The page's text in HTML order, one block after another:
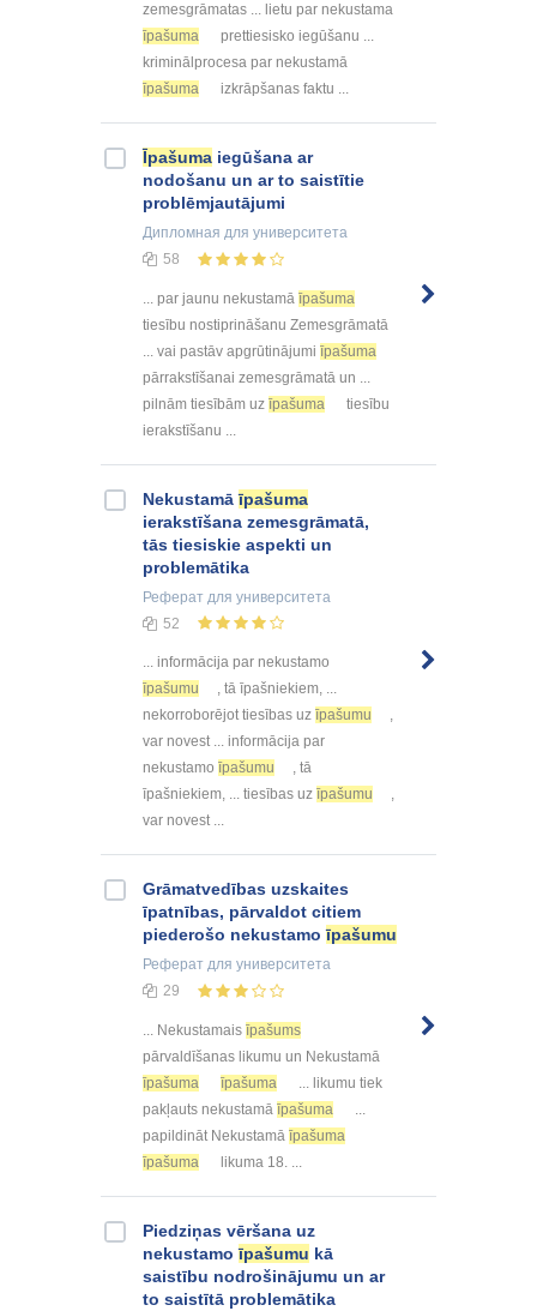
zemesgrāmatas ... lietu par nekustama
īpašuma
prettiesisko iegūšanu ...
kriminālprocesa par nekustamā
īpašuma
izkrāpšanas faktu ...
Īpašuma iegūšana ar
nodošanu un ar to saistītie
problēmjautājumi
Дипломная для университета
58
... par jaunu nekustamā īpašuma
tiesību nostiprināšanu Zemesgrāmatā
... vai pastāv apgrūtinājumi īpašuma
pārrakstīšanai zemesgrāmatā un ...
pilnām tiesībām uz īpašuma
tiesību
ierakstīšanu ...
Nekustamāīpašuma
ierakstīšana zemesgrāmatā,
tās tiesiskie aspekti un
problemātika
Реферат для университета
52
... informācija par nekustamo
īpašumu
, tā īpašniekiem, ...
nekorroborējot tiesības uz īpašumu
,
var novest ... informācija par
nekustamo īpašumu
, tā
īpašniekiem, ... tiesības uz īpašumu
,
var novest ...
Grāmatvedības uzskaites
īpatnības, pārvaldot citiem
piederošo nekustamoīpašumu
Реферат для университета
29
... Nekustamais īpašums
pārvaldīšanas likumu un Nekustamā
īpašuma
īpašuma
... likumu tiek
pakļauts nekustamā īpašuma
...
papildināt Nekustamā īpašuma
īpašuma
likuma 18. ...
Piedziņas vēršana uz
nekustamoīpašumu kā
saistību nodrošinājumu un ar
to saistītā problemātika